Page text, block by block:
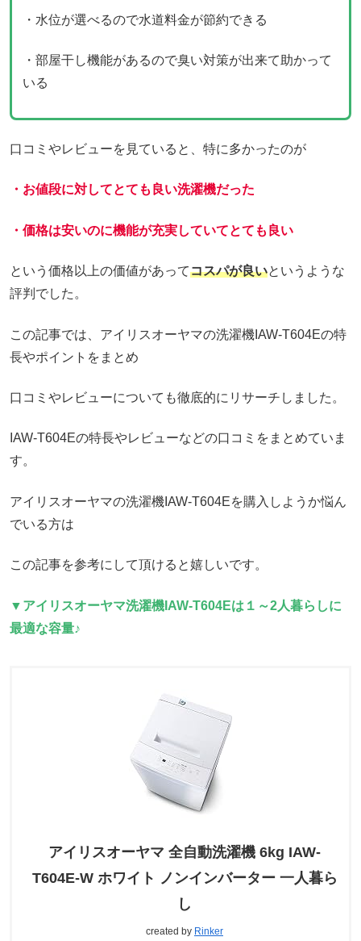
・水位が選べるので水道料金が節約できる
・部屋干し機能があるので臭い対策が出来て助かって
いる
口コミやレビューを見ていると、特に多かったのが
・お値段に対してとても良い洗濯機だった
・価格は安いのに機能が充実していてとても良い
という価格以上の価値があってコスパが良いというような
評判でした。
この記事では、アイリスオーヤマの洗濯機IAW-T604Eの特
長やポイントをまとめ
口コミやレビューについても徹底的にリサーチしました。
IAW-T604Eの特長やレビューなどの口コミをまとめていま
す。
アイリスオーヤマの洗濯機IAW-T604Eを購入しようか悩ん
でいる方は
この記事を参考にして頂けると嬉しいです。
▼ アイリスオーヤマ洗濯機IAW-T604Eは １～2人暮らしに
最適な容量♪
アイリスオーヤマ 全自動洗濯機 6kg IAW-
T604E-W ホワイト ノンインバーター 一人暮ら
し
created by Rinker